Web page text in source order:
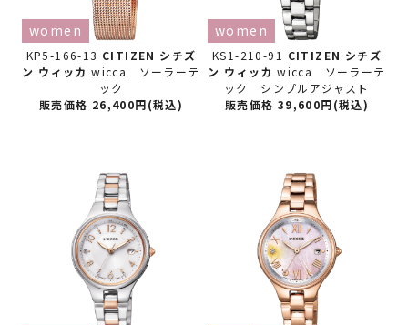
KP5-166-13 CITIZEN シチズ
ン ウィッカwicca ソーラーテ
ック
women
販売価格 26,400円(税込)
KS1-210-91 CITIZEN シチズ
ン ウィッカwicca ソーラーテ
ック シンプルアジャスト
women
販売価格 39,600円(税込)